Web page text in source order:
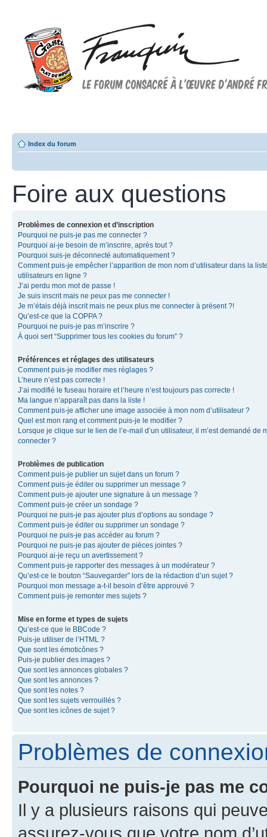
Index du forum
Foire aux questions
Problèmes de connexion et d’inscription
Pourquoi ne puis-je pas me connecter ?
Pourquoi ai-je besoin de m’inscrire, après tout ?
Pourquoi suis-je déconnecté automatiquement ?
Comment puis-je empêcher l’apparition de mon nom d’utilisateur dans la
utilisateurs en ligne ?
J’ai perdu mon mot de passe !
Je suis inscrit mais ne peux pas me connecter !
Je m’étais déjà inscrit mais ne peux plus me connecter à présent ?!
Qu’est-ce que la COPPA ?
Pourquoi ne puis-je pas m’inscrire ?
À quoi sert “Supprimer tous les cookies du forum” ?
Préférences et réglages des utilisateurs
Comment puis-je modifier mes réglages ?
L’heure n’est pas correcte !
J’ai modifié le fuseau horaire et l’heure n’est toujours pas correcte !
Ma langue n’apparaît pas dans la liste !
Comment puis-je afficher une image associée à mon nom d’utilisateur ?
Quel est mon rang et comment puis-je le modifier ?
Lorsque je clique sur le lien de l’e-mail d’un utilisateur, il m’est demandé de
connecter ?
Problèmes de publication
Comment puis-je publier un sujet dans un forum ?
Comment puis-je éditer ou supprimer un message ?
Comment puis-je ajouter une signature à un message ?
Comment puis-je créer un sondage ?
Pourquoi ne puis-je pas ajouter plus d’options au sondage ?
Comment puis-je éditer ou supprimer un sondage ?
Pourquoi ne puis-je pas accéder au forum ?
Pourquoi ne puis-je pas ajouter de pièces jointes ?
Pourquoi ai-je reçu un avertissement ?
Comment puis-je rapporter des messages à un modérateur ?
Qu’est-ce le bouton “Sauvegarder” lors de la rédaction d’un sujet ?
Pourquoi mon message a-t-il besoin d’être approuvé ?
Comment puis-je remonter mes sujets ?
Mise en forme et types de sujets
Qu’est-ce que le BBCode ?
Puis-je utiliser de l’HTML ?
Que sont les émoticônes ?
Puis-je publier des images ?
Que sont les annonces globales ?
Que sont les annonces ?
Que sont les notes ?
Que sont les sujets verrouillés ?
Que sont les icônes de sujet ?
Problèmes de
Pourquoi ne puis-je pas me
Il y a plusieurs raisons qui
assurez-vous que votre nom